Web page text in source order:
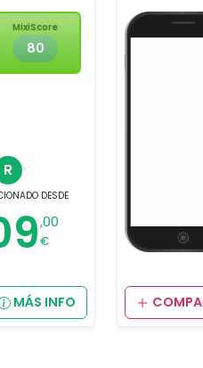
MixiScore
80
R
DESDE
,00
€
MÁS INFO